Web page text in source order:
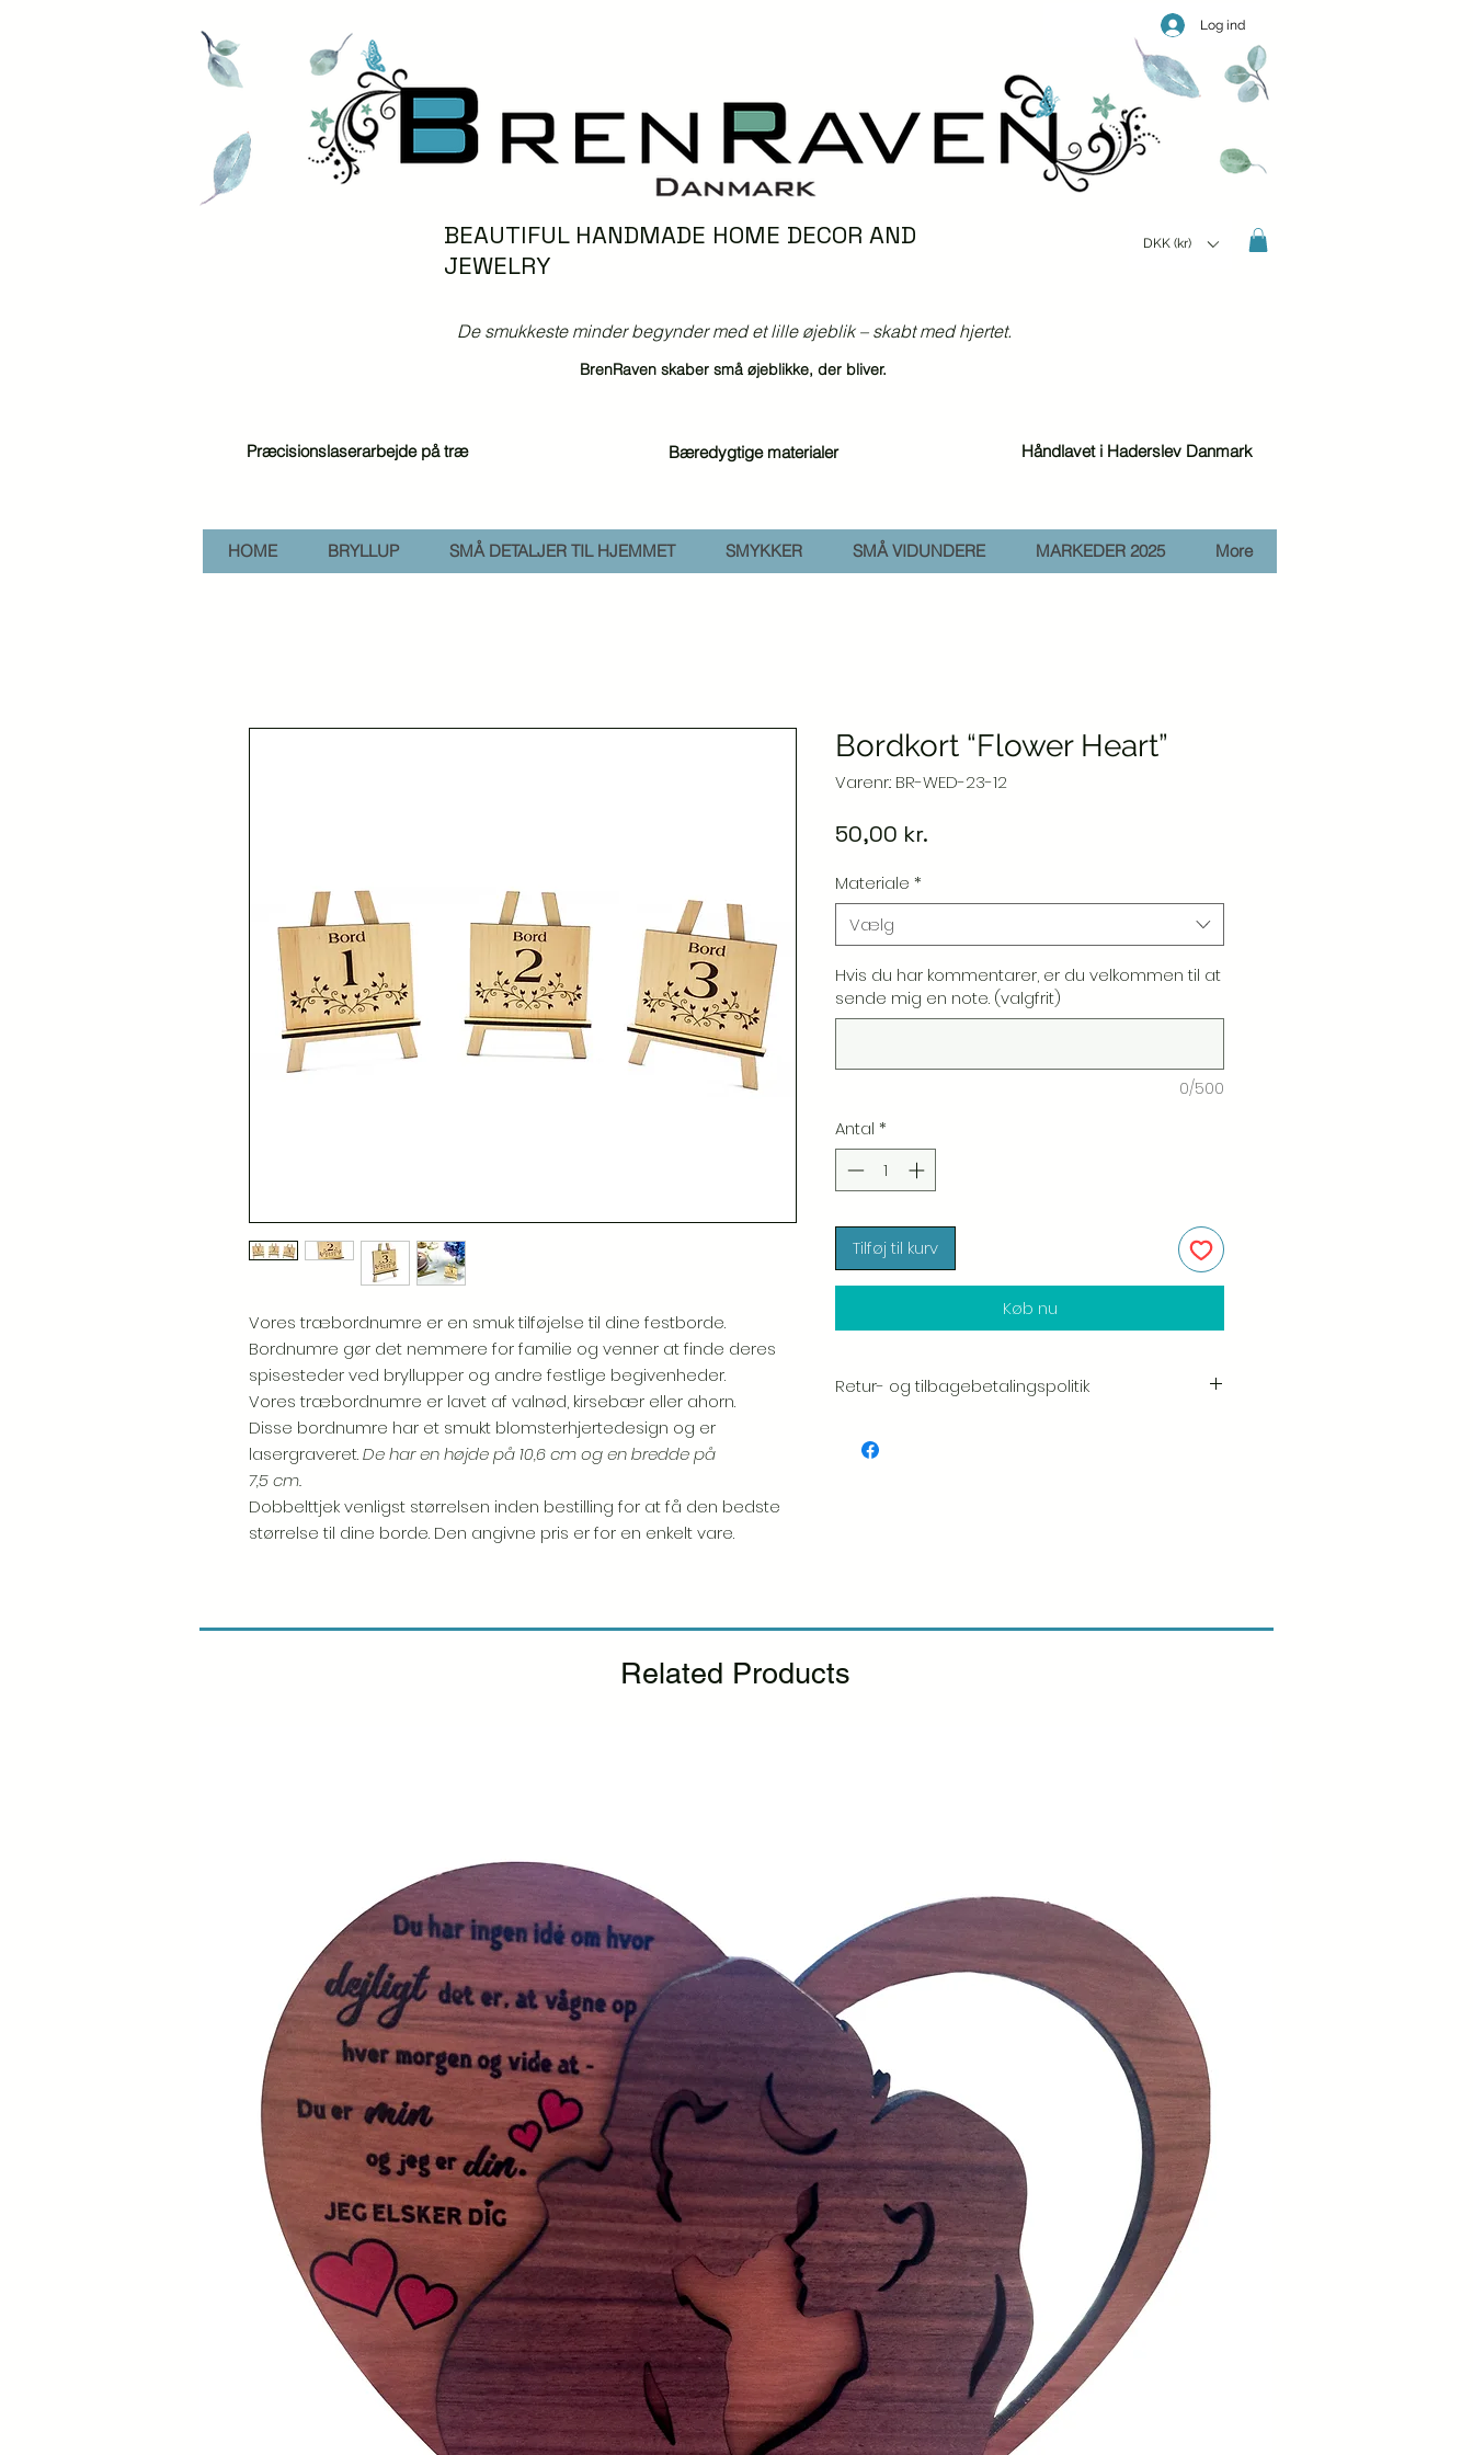
Log ind
BEAUTIFUL HANDMADE HOME DECOR AND
JEWELRY
DKK (kr)
De smukkeste minder begynder med et lille øjeblik – skabt med hjertet.
BrenRaven skaber små øjeblikke, der bliver.
Præcisionslaserarbejde på træ Bæredygtige materialer Håndlavet i Haderslev Danmark
HOME BRYLLUP SMÅ DETALJER TIL HJEMMET SMYKKER SMÅ VIDUNDERE MARKEDER 2025 More
Vores træbordnumre er en smuk tilføjelse til dine festborde.
Bordnumre gør det nemmere for familie og venner at finde deres
spisesteder ved bryllupper og andre festlige begivenheder.
Vores træbordnumre er lavet af valnød, kirsebær eller ahorn.
Disse bordnumre har et smukt blomsterhjertedesign og er
lasergraveret.De har en højde på 10,6 cm og en bredde på
7,5 cm.
Dobbelttjek venligst størrelsen inden bestilling for at få den bedste
størrelse til dine borde. Den angivne pris er for en enkelt vare.
Bordkort “Flower Heart”
Varenr.: BR-WED-23-12
50,00 kr.
Materiale *
Vælg
Hvis du har kommentarer, er du velkommen til at
sende mig en note. (valgfrit)
0/500
Antal *
Tilføj til kurv
Køb nu
Retur- og tilbagebetalingspolitik
hver vare. Din tilfredshed er vores højeste prioritet, og vi
Related Products